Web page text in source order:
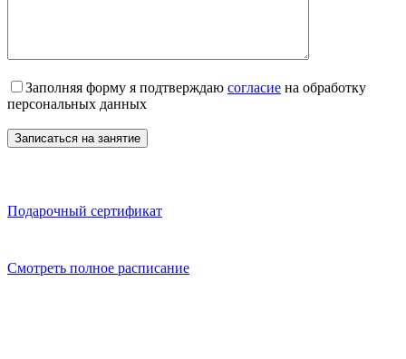
Заполняя форму я подтверждаю согласие на обработку
персональных данных
Подарочный сертификат
Смотреть полное расписание